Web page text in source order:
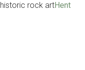
rock artHent